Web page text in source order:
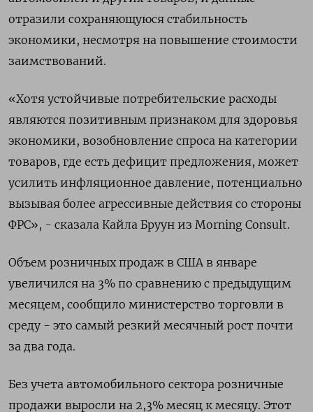
отразили сохраняющуюся стабильность
экономики, несмотря на повышение стоимости
заимствований.
«Хотя устойчивые потребительские расходы
являются позитивным признаком для здоровья
экономики, возобновление спроса на категории
товаров, где есть дефицит предложения, может
усилить инфляционное давление, потенциально
вызывая более агрессивные действия со стороны
ФРС», - сказала Кайла Бруун из Morning Consult.
Объем розничных продаж в США в январе
увеличился на 3% по сравнению с предыдущим
месяцем, сообщило министерство торговли в
среду - это самый резкий месячный рост почти
за два года.
Без учета автомобильного сектора розничные
продажи выросли на 2,3% месяц к месяцу. Этот